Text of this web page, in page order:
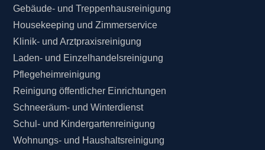
Gebäude- und Treppenhausreinigung
Housekeeping und Zimmerservice
Klinik- und Arztpraxisreinigung
Laden- und Einzelhandelsreinigung
Pflegeheimreinigung
Reinigung öffentlicher Einrichtungen
Schneeräum- und Winterdienst
Schul- und Kindergartenreinigung
Wohnungs- und Haushaltsreinigung